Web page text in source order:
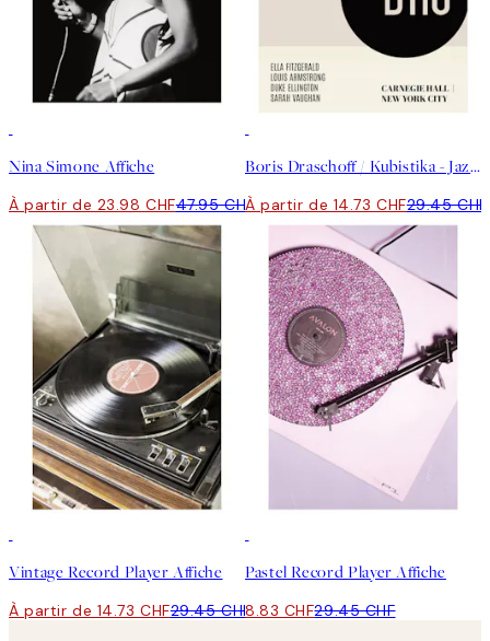
Nina Simone Affiche
À partir de 23.98 CHF47.95 CHF
Boris Draschoff / Kubistika - Jazzy Days No2 Affiche
À partir de 14.73 CHF29.45 CHF
Vintage Record Player Affiche
À partir de 14.73 CHF29.45 CHF
Pastel Record Player Affiche
8.83 CHF29.45 CHF